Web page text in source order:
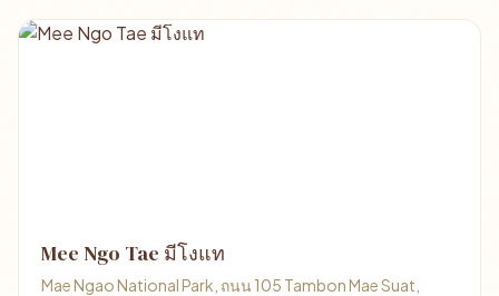
Mee Ngo Tae มีโงแท
Mae Ngao National Park, ถนน 105 Tambon Mae Suat,